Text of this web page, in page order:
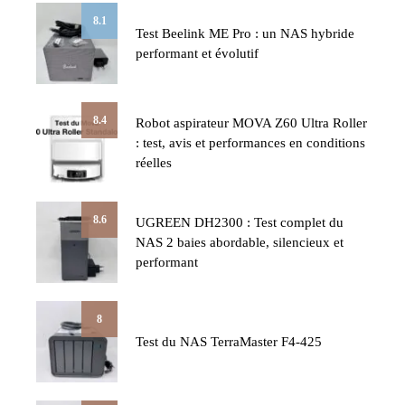
8.1
Test Beelink ME Pro : un NAS hybride
performant et évolutif
8.4
Robot aspirateur MOVA Z60 Ultra Roller
: test, avis et performances en conditions
réelles
8.6
UGREEN DH2300 : Test complet du
NAS 2 baies abordable, silencieux et
performant
8
Test du NAS TerraMaster F4-425